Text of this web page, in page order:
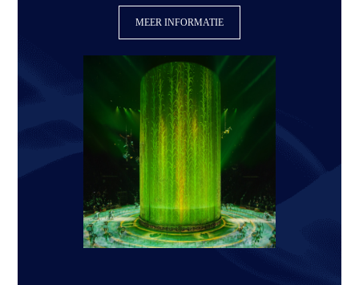
MEER INFORMATIE